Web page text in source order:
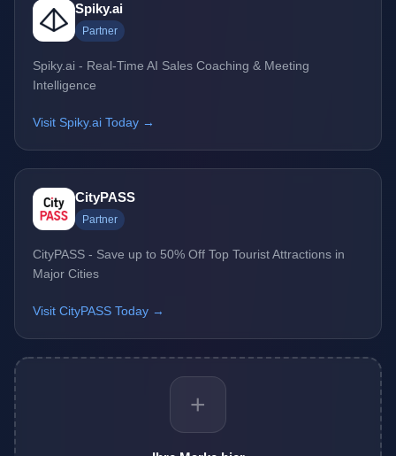
Spiky.ai
Partner
Spiky.ai - Real-Time AI Sales Coaching & Meeting
Intelligence
Visit Spiky.ai Today →
CityPASS
Partner
CityPASS - Save up to 50% Off Top Tourist Attractions in
Major Cities
Visit CityPASS Today →
+